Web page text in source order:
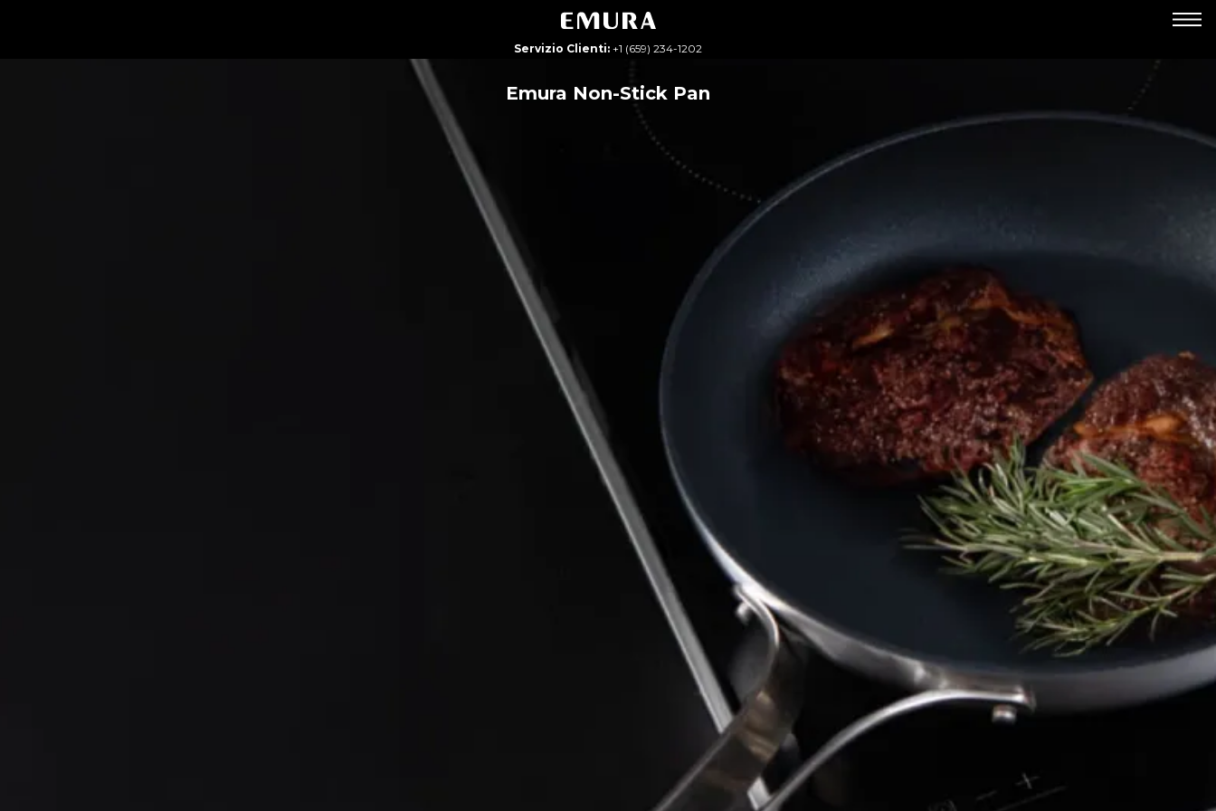
Servizio Clienti: +1 (659) 234-1202
Emura Non-Stick Pan